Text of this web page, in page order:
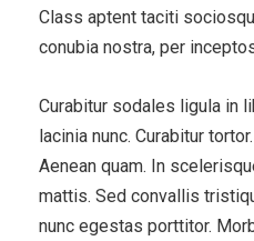
Class aptent taciti
conubia nostra, per
Curabitur sodales ligula in
lacinia nunc. Curabitur
Aenean quam. In
mattis. Sed convallis
nunc egestas porttitor.